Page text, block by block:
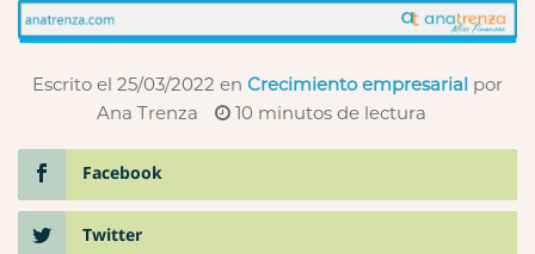
Escrito el 25/03/2022 en Crecimiento empresarial por
Ana Trenza
10 minutos de lectura
Facebook
Twitter